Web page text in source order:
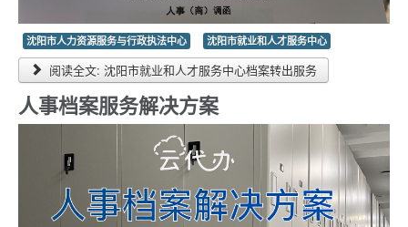
沈阳市人力资源服务与行政执法中心 沈阳市就业和人才服务中心
阅读全文: 沈阳市就业和人才服务中心档案转出服务
人事档案服务解决方案